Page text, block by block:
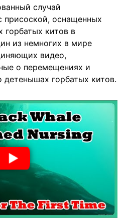
случай
присоской, оснащенных
горбатых китов в
из немногих в мире
видео,
о перемещениях и
детенышах горбатых китов.